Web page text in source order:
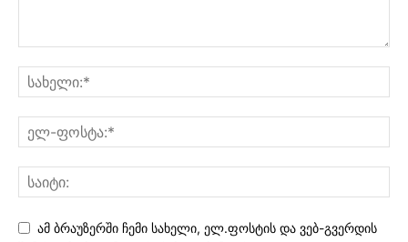
ამ ბრაუზერში ჩემი სახელი, ელ.ფოსტის და ვებ-გვერდის